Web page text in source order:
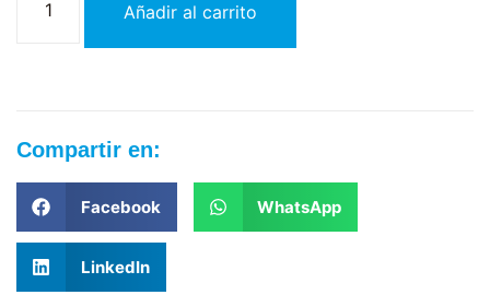
Añadir al carrito
Compartir en:
Facebook WhatsApp
LinkedIn